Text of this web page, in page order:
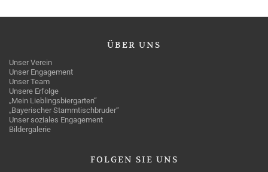
ÜBER UNS
Unser Verein
Unser Engagement
Unser Team
Unsere Erfolge
„Mein Lieblingsbiergarten“
„Bayerischer Stammtischbruder“
Unser soziales Engagement
Bildergalerie
FOLGEN SIE UNS